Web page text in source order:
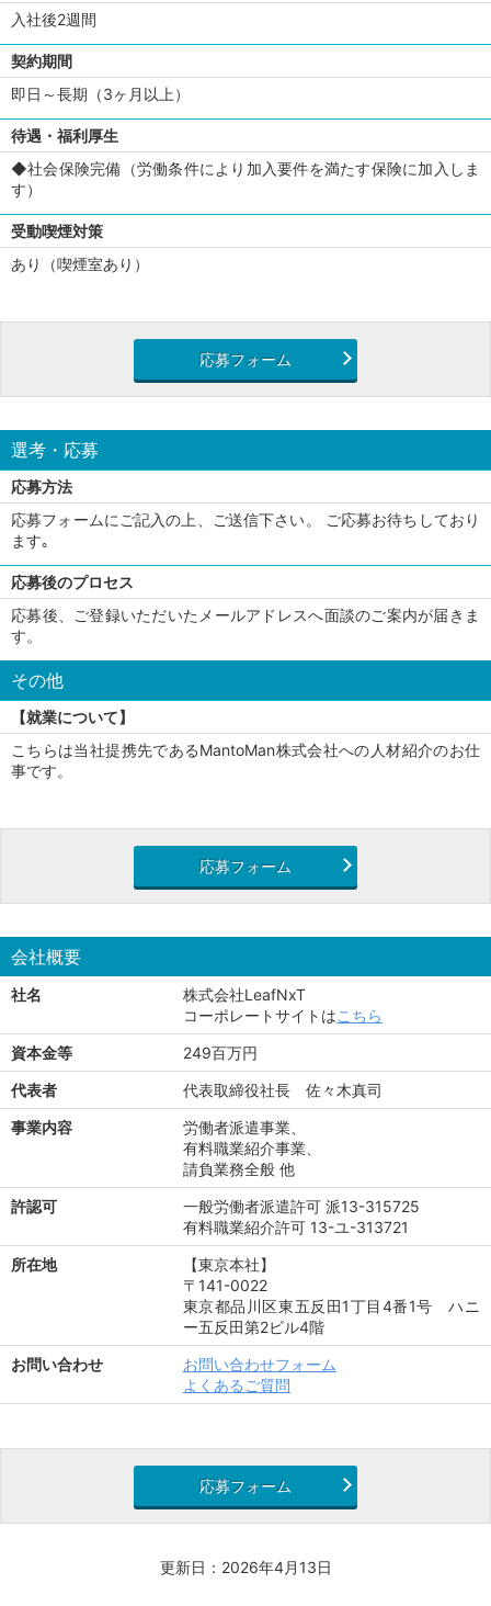
入社後2週間
契約期間
即日～長期（3ヶ月以上）
待遇・福利厚生
◆社会保険完備（労働条件により加入要件を満たす保険に加入しま
す）
受動喫煙対策
あり（喫煙室あり）
応募フォーム
選考・応募
応募方法
応募フォームにご記入の上、ご送信下さい。 ご応募お待ちしており
ます｡
応募後のプロセス
応募後、ご登録いただいたメールアドレスへ面談のご案内が届きま
す。
その他
【就業について】
こちらは当社提携先であるMantoMan株式会社への人材紹介のお仕
事です。
応募フォーム
会社概要
社名
株式会社LeafNxT
コーポレートサイトはこちら
資本金等
249百万円
代表者
代表取締役社長 佐々木真司
事業内容
労働者派遣事業、
有料職業紹介事業、
請負業務全般 他
許認可
一般労働者派遣許可 派13-315725
有料職業紹介許可 13-ユ-313721
所在地
【東京本社】
〒141-0022
東京都品川区東五反田1丁目4番1号 ハニ
ー五反田第2ビル4階
お問い合わせ
お問い合わせフォーム
よくあるご質問
応募フォーム
更新日：2026年4月13日